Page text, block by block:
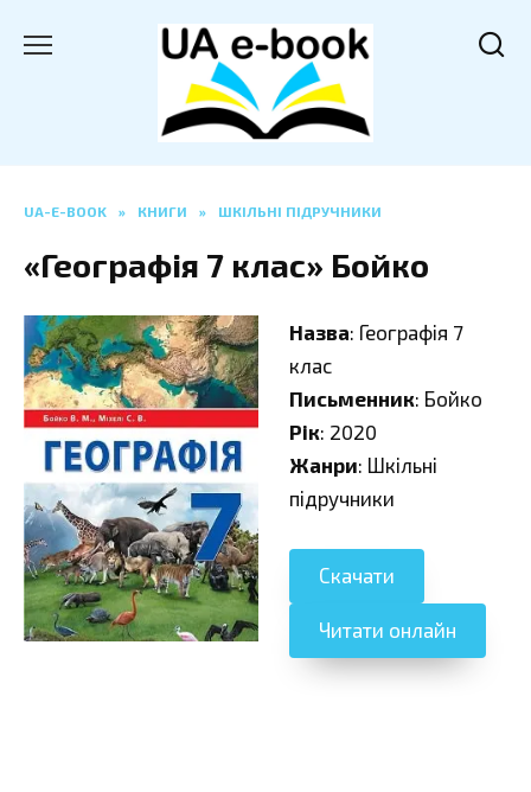
UA-E-BOOK » КНИГИ » ШКІЛЬНІ ПІДРУЧНИКИ
«Географія 7 клас» Бойко
Назва: Географія 7
клас
Письменник: Бойко
Рік: 2020
Жанри: Шкільні
підручники
Скачати
Читати онлайн